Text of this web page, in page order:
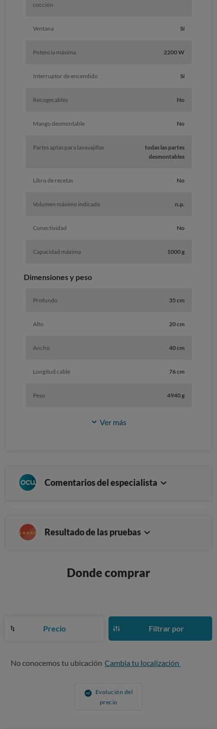
cocción
Ventana Sí
Potencia máxima 2200 W
Interruptor de encendido Sí
Recogecables No
Mango desmontable No
Partes aptas para lavavajillas
todas las partes
desmontables
Libro de recetas No
Volumen máximo indicado n.p.
Conectividad No
Capacidad máxima 1000 g
Dimensiones y peso
Profundo 35 cm
Alto 20 cm
Ancho 40 cm
Longitud cable 76 cm
Peso 4940 g
Ver más
Comentarios del especialista
Resultado de las pruebas
Donde comprar
Precio Filtrar por
No conocemos tu ubicación Cambia tu localización
Evolución del
precio